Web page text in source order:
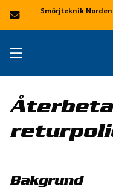
Smörjteknik
Bakgrund